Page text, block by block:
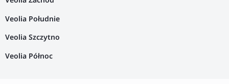
Veolia Południe
Veolia Szczytno
Veolia Północ